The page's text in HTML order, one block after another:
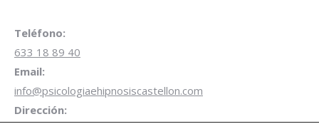
Teléfono:
633 18 89 40
Email:
info@psicologiaehipnosiscastellon.com
Dirección: